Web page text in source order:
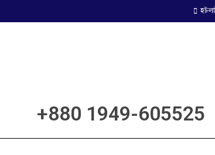
+880 1949-605525